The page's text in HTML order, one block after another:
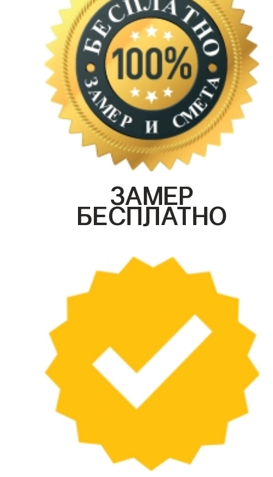
ЗАМЕР
БЕСПЛАТНО